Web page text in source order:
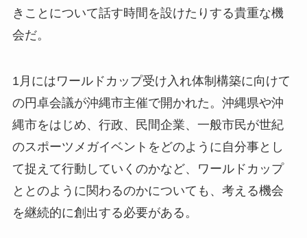
きことについて話す時間を設けたりする貴重な機
会だ。
1月にはワールドカップ受け入れ体制構築に向けて
の円卓会議が沖縄市主催で開かれた。沖縄県や沖
縄市をはじめ、行政、民間企業、一般市民が世紀
のスポーツメガイベントをどのように自分事とし
て捉えて行動していくのかなど、ワールドカップ
ととのように関わるのかについても、考える機会
を継続的に創出する必要がある。